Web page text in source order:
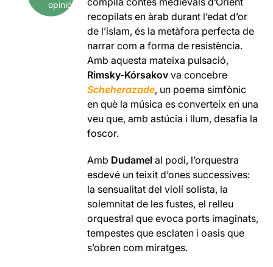
opinió
recopilats en àrab durant l’edat d’or
de l’islam, és la metàfora perfecta de
narrar com a forma de resistència.
Amb aquesta mateixa pulsació,
Rimsky-Kórsakov va concebre
Scheherazade, un poema simfònic
en què la música es converteix en una
veu que, amb astúcia i llum, desafia la
foscor.
Amb Dudamel al podi, l’orquestra
esdevé un teixit d’ones successives:
la sensualitat del violí solista, la
solemnitat de les fustes, el relleu
orquestral que evoca ports imaginats,
tempestes que esclaten i oasis que
s’obren com miratges.